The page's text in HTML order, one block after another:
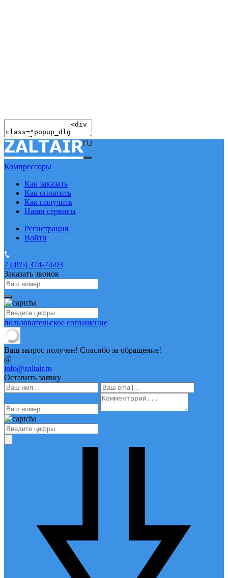
Компрессоры
Как заказать
Как оплатить
Как получить
Наши сервисы
Регистрация
Войти
7 (495) 374-74-93
Заказать звонок
пользовательское соглашение
Ваш запрос получен! Спасибо за обращение!
@
info@zaltair.ru
Оставить заявку